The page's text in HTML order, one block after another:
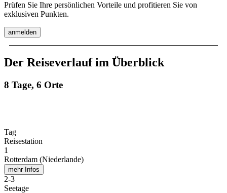
Prüfen Sie Ihre persönlichen Vorteile und profitieren Sie von
exklusiven Punkten.
anmelden
Der Reiseverlauf im Überblick
8 Tage, 6 Orte
Tag
Reisestation
1
Rotterdam (Niederlande)
mehr Infos
2-3
Seetage